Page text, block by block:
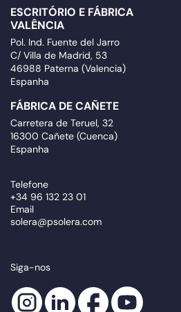
ESCRITÓRIO E FÁBRICA
VALÊNCIA
Pol. Ind. Fuente del Jarro
C/ Villa de Madrid, 53
46988 Paterna (Valencia)
Espanha
FÁBRICA DE CAÑETE
Carretera de Teruel, 32
16300 Cañete (Cuenca)
Espanha
Telefone
+34 96 132 23 01
Email
solera@psolera.com
Siga-nos